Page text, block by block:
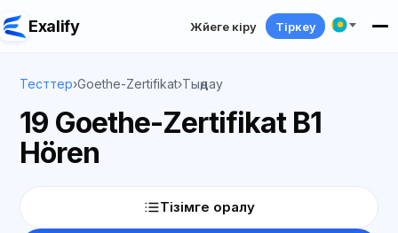
Exalify Жүйеге кіру Тіркеу
Тесттер›Goethe-Zertifikat›Тыңдау
19 Goethe-Zertifikat B1
Hören
Тізімге оралу